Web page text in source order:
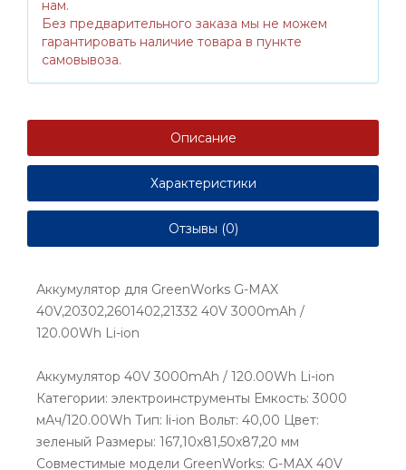
нам.
Без предварительного заказа мы не можем
гарантировать наличие товара в пункте
самовывоза.
Описание
Характеристики
Отзывы (0)
Аккумулятор для GreenWorks G-MAX
40V,20302,2601402,21332 40V 3000mAh /
120.00Wh Li-ion
Аккумулятор 40V 3000mAh / 120.00Wh Li-ion
Категории: электроинструменты Емкость: 3000
мАч/120.00Wh Тип: li-ion Вольт: 40,00 Цвет:
зеленый Размеры: 167,10x81,50x87,20 мм
Совместимые модели GreenWorks: G-MAX 40V